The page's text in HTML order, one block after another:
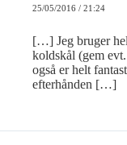
25/05/2016 / 21:24
[…] Jeg bruger
koldskål (gem
også er helt
efterhånden […]